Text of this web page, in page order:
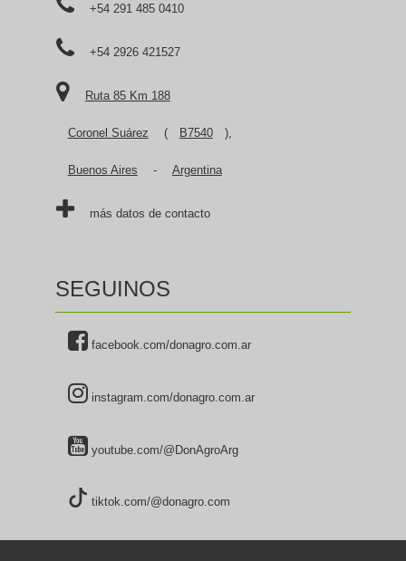
+54 291 485 0410
+54 2926 421527
Ruta 85 Km 188
Coronel Suárez ( B7540 ),
Buenos Aires - Argentina
más datos de contacto
SEGUINOS
facebook.com/donagro.com.ar
instagram.com/donagro.com.ar
youtube.com/@DonAgroArg
tiktok.com/@donagro.com